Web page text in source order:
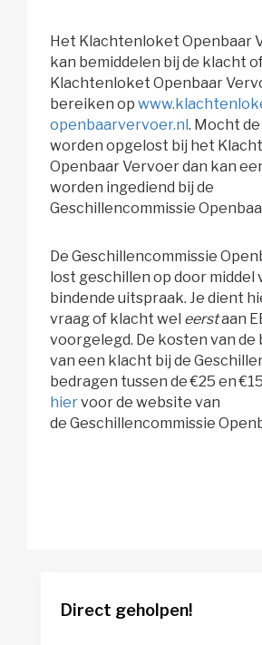
Het Klachtenloket Openbaar
kan bemiddelen bij de klacht
Klachtenloket Openbaar
bereiken op
openbaarvervoer.nl. Mocht
worden opgelost bij het
Openbaar Vervoer dan kan
worden ingediend bij de
Geschillencommissie
De Geschillencommissie
lost geschillen op door middel
bindende uitspraak. Je dient
vraag of klacht wel eerstaan
voorgelegd. De kosten van de
van een klacht bij de
bedragen tussen de €25 en
hiervoor de website van
de Geschillencommissie
Direct geholpen!